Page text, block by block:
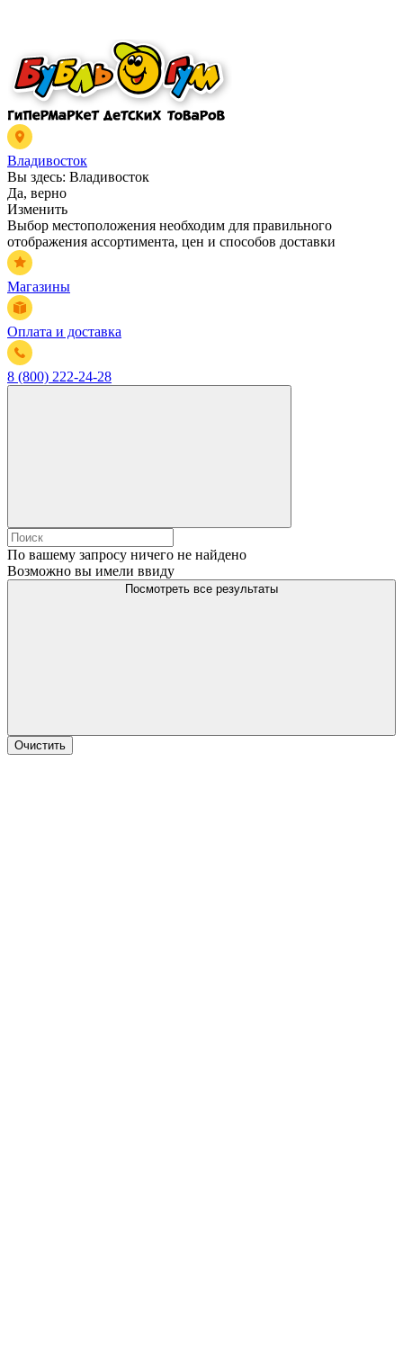
Владивосток
Вы здесь: Владивосток
Да, верно
Изменить
Выбор местоположения необходим для правильного
отображения ассортимента, цен и способов доставки
Магазины
Оплата и доставка
8 (800) 222-24-28
По вашему запросу ничего не найдено
Возможно вы имели ввиду
Посмотреть все результаты
Очистить